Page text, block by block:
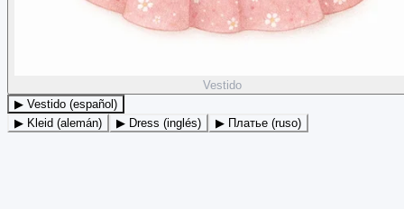
Vestido
▶ Vestido (español)
▶ Kleid (alemán)
▶ Dress (inglés) ▶ Платье (ruso)